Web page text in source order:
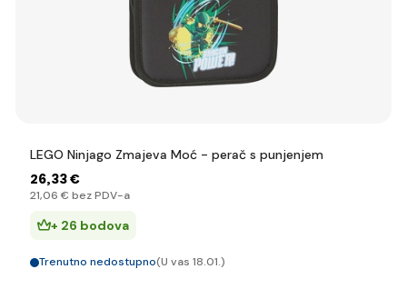
LEGO Ninjago Zmajeva Moć - perač s punjenjem
26,33 €
21,06 € bez PDV-a
+ 26 bodova
Trenutno nedostupno(U vas 18.01.)